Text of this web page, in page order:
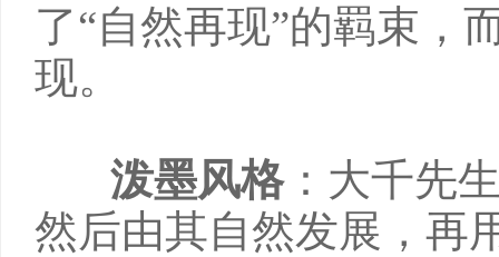
了“自然再现”的羁束，
现。
泼墨风格：大千先
然后由其自然发展，再